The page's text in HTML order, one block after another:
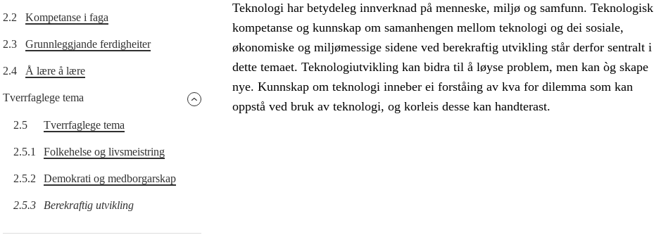
2.2 Kompetanse i faga
2.3 Grunnleggjande ferdigheiter
2.4 Å lære å lære
Tverrfaglege tema
2.5 Tverrfaglege tema
2.5.1 Folkehelse og livsmeistring
2.5.2 Demokrati og medborgarskap
2.5.3 Berekraftig utvikling
Teknologi har betydeleg innverknad på menneske, miljø og samfunn. Teknologisk
kompetanse og kunnskap om samanhengen mellom teknologi og dei sosiale,
økonomiske og miljømessige sidene ved berekraftig utvikling står derfor sentralt i
dette temaet. Teknologiutvikling kan bidra til å løyse problem, men kan òg skape
nye. Kunnskap om teknologi inneber ei forståing av kva for dilemma som kan
oppstå ved bruk av teknologi, og korleis desse kan handterast.